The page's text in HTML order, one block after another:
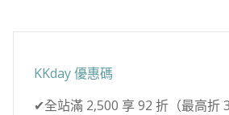
KKday 優惠碼
✔全站滿 2,500 享 92 折（最高折